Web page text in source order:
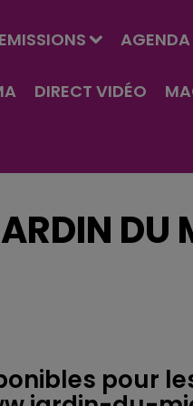
EMISSIONS AGENDA
DIRECT VIDÉO
DU
pour